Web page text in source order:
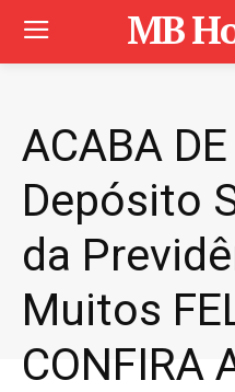
MB
ACABA
Depósito
da
Muitos
CONFIRA